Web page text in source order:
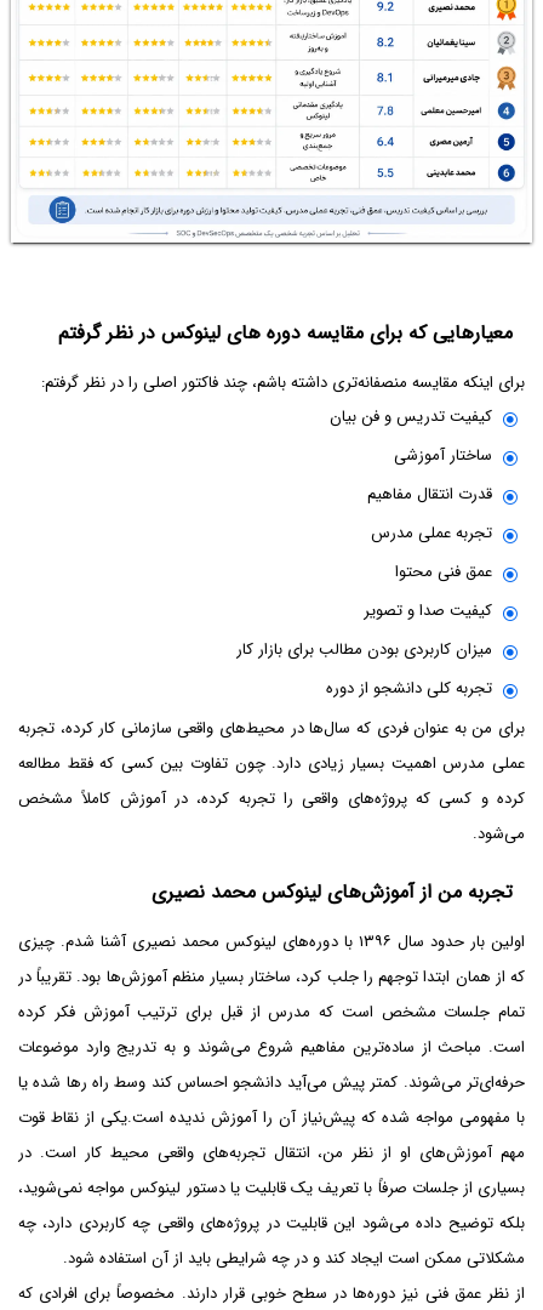
معیارهایی که برای مقایسه دوره های لینوکس در نظر گرفتم
برای اینکه مقایسه منصفانه‌تری داشته باشم، چند فاکتور اصلی را در نظر گرفتم:
کیفیت تدریس و فن بیان
ساختار آموزشی
قدرت انتقال مفاهیم
تجربه عملی مدرس
عمق فنی محتوا
کیفیت صدا و تصویر
میزان کاربردی بودن مطالب برای بازار کار
تجربه کلی دانشجو از دوره
برای من به عنوان فردی که سال‌ها در محیط‌های واقعی سازمانی کار کرده، تجربه
عملی مدرس اهمیت بسیار زیادی دارد. چون تفاوت بین کسی که فقط مطالعه
کرده و کسی که پروژه‌های واقعی را تجربه کرده، در آموزش کاملاً مشخص
می‌شود.
تجربه من از آموزش‌های لینوکس محمد نصیری
اولین بار حدود سال ۱۳۹۶ با دوره‌های لینوکس محمد نصیری آشنا شدم. چیزی
که از همان ابتدا توجهم را جلب کرد، ساختار بسیار منظم آموزش‌ها بود. تقریباً در
تمام جلسات مشخص است که مدرس از قبل برای ترتیب آموزش فکر کرده
است. مباحث از ساده‌ترین مفاهیم شروع می‌شوند و به تدریج وارد موضوعات
حرفه‌ای‌تر می‌شوند. کمتر پیش می‌آید دانشجو احساس کند وسط راه رها شده یا
با مفهومی مواجه شده که پیش‌نیاز آن را آموزش ندیده است.یکی از نقاط قوت
مهم آموزش‌های او از نظر من، انتقال تجربه‌های واقعی محیط کار است. در
بسیاری از جلسات صرفاً با تعریف یک قابلیت یا دستور لینوکس مواجه نمی‌شوید،
بلکه توضیح داده می‌شود این قابلیت در پروژه‌های واقعی چه کاربردی دارد، چه
مشکلاتی ممکن است ایجاد کند و در چه شرایطی باید از آن استفاده شود.
از نظر عمق فنی نیز دوره‌ها در سطح خوبی قرار دارند. مخصوصاً برای افرادی که